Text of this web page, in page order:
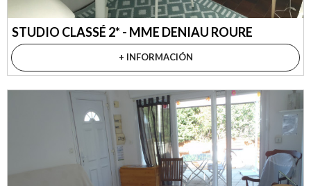
STUDIO CLASSÉ 2* - MME DENIAU ROURE
+ INFORMACIÓN